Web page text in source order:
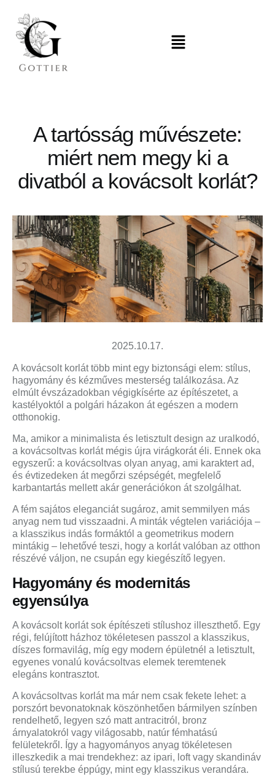
A tartósság művészete:
miért nem megy ki a
divatból a kovácsolt korlát?
2025.10.17.
A kovácsolt korlát több mint egy biztonsági elem: stílus,
hagyomány és kézműves mesterség találkozása. Az
elmúlt évszázadokban végigkísérte az építészetet, a
kastélyoktól a polgári házakon át egészen a modern
otthonokig.
Ma, amikor a minimalista és letisztult design az uralkodó,
a kovácsoltvas korlát mégis újra virágkorát éli. Ennek oka
egyszerű: a kovácsoltvas olyan anyag, ami karaktert ad,
és évtizedeken át megőrzi szépségét, megfelelő
karbantartás mellett akár generációkon át szolgálhat.
A fém sajátos eleganciát sugároz, amit semmilyen más
anyag nem tud visszaadni. A minták végtelen variációja –
a klasszikus indás formáktól a geometrikus modern
mintákig – lehetővé teszi, hogy a korlát valóban az otthon
részévé váljon, ne csupán egy kiegészítő legyen.
Hagyomány és modernitás
egyensúlya
A kovácsolt korlát sok építészeti stílushoz illeszthető. Egy
régi, felújított házhoz tökéletesen passzol a klasszikus,
díszes formavilág, míg egy modern épületnél a letisztult,
egyenes vonalú kovácsoltvas elemek teremtenek
elegáns kontrasztot.
A kovácsoltvas korlát ma már nem csak fekete lehet: a
porszórt bevonatoknak köszönhetően bármilyen színben
rendelhető, legyen szó matt antracitról, bronz
árnyalatokról vagy világosabb, natúr fémhatású
felületekről. Így a hagyományos anyag tökéletesen
illeszkedik a mai trendekhez: az ipari, loft vagy skandináv
stílusú terekbe éppúgy, mint egy klasszikus verandára.